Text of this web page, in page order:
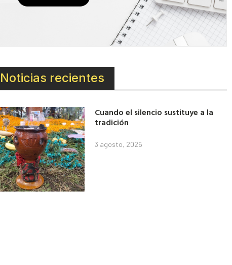
Noticias recientes
Cuando el silencio sustituye a la
tradición
3 agosto, 2026